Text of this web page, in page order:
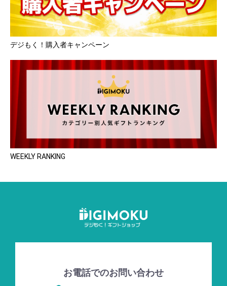
デジもく！購入者キャンペーン
WEEKLY RANKING
お電話でのお問い合わせ